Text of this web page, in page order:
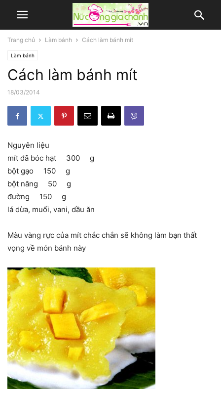
Trang chủ Làm bánh Cách làm bánh mít
Làm bánh
Cách làm bánh mít
18/03/2014
Nguyên liệu
mít đã bóc hạt 300 g
bột gạo 150 g
bột năng 50 g
đường 150 g
lá dừa, muối, vani, dầu ăn
Màu vàng rực của mít chắc chắn sẽ không làm bạn thất
vọng về món bánh này